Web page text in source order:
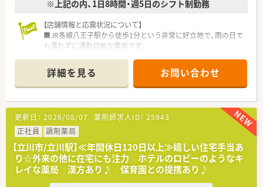
※上記の内、1日8時間・週5日のシフト制勤務
【店舗情報と応需状況について】
■JR各線八王子駅から徒歩1分という非常に好立地で、雨の日で
も濡れずに通勤可能な薬局です。
ており、1日平均150〜180枚の処方箋に対応しています。
■薬剤師は9名体制で、約1,700品目以上の医薬品を常備してい
るため多様な知識を習得できます。
【求人情報について】
■正社員として年収400万円から500万円の範囲で、ご経験や能
力に応じた給与設定が可能です。
■昇給は年1回（8月）にあり、日頃の頑張りがしっかりと評価さ
れる体制が整っています。
■通勤手当は全額支給されるため、遠方から通勤される方も費用
面での心配が不要です。
詳細を見る お問い合わせ
更新日： 2026/08/07 薬剤師求人ID： 25943
正社員
調剤薬局
【立川市/立川駅】≪年間休日120日以上≫嬉しい住宅手当あ
り☆外来の他に在宅にも注力 ホテルのロビーのようなキ
レイな薬局 漢方あり♪ 保育園との提携あり♪